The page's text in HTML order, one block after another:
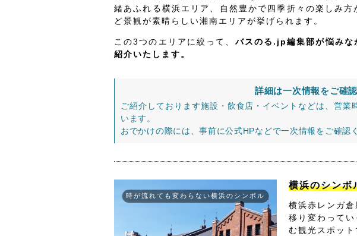
緒あふれる横浜エリア、自然豊かで四季折々の楽しみ
ど景観が素晴らしい湘南エリアが挙げられます。
この3つのエリアに絞って、 バスのる.jp編集部が悩みな
紹介いたします。
詳細は一次情報をご確
ご紹介しております施設・飲食店・イベントなどは、営
います。
おでかけの際には、事前に公式HPなどで一次情報をご確認
時が流れても変わらない横浜のシンボル
横浜のシンボ
横浜赤レンガ
移り変わって
む観光スポット